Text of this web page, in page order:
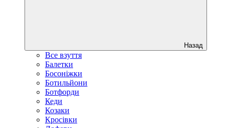
Назад
Все взуття
Балетки
Босоніжки
Ботильйони
Ботфорди
Кеди
Козаки
Кросівки